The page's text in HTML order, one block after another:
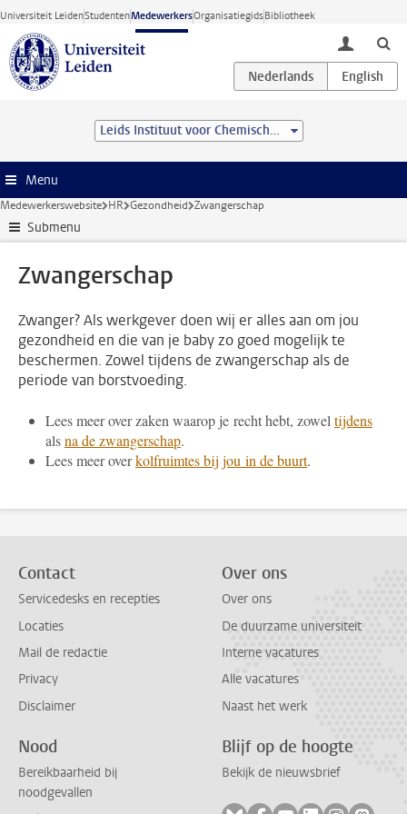
Ga direct naar de inhoud
Universiteit LeidenStudentenMedewerkersOrganisatiegidsBibliotheek
toggle
Leids Instituut voor Chemisch Onderzoek (LIC)
Menu
Medewerkerswebsite HR Gezondheid Zwangerschap
Submenu
Zwangerschap
Zwanger? Als werkgever doen wij er alles aan om jou
gezondheid en die van je baby zo goed mogelijk te
beschermen. Zowel tijdens de zwangerschap als de
periode van borstvoeding.
Lees meer over zaken waarop je recht hebt, zowel tijdens
alsna de zwangerschap.
Lees meer overkolfruimtes bij jou in de buurt.
Contact
Servicedesks en recepties
Locaties
Mail de redactie
Privacy
Disclaimer
Over ons
Over ons
De duurzame universiteit
Interne vacatures
Alle vacatures
Naast het werk
Nood
Bereikbaarheid bij
noodgevallen
Blijf op de hoogte
Bekijk de nieuwsbrief